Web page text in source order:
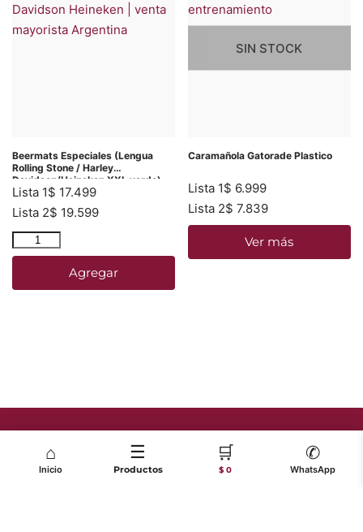
Beermats Especiales (Lengua
Rolling Stone / Harley
Davidson/Heineken XXL verde)
Lista 1$ 17.499
Lista 2$ 19.599
Agregar
SIN STOCK
Caramañola Gatorade Plastico
Lista 1$ 6.999
Lista 2$ 7.839
Ver más
⌂
Inicio
☰
Productos
🛒
$ 0
✆
WhatsApp